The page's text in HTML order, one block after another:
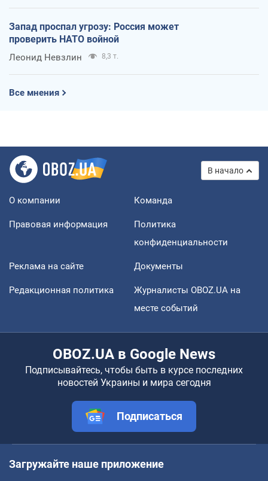
Запад проспал угрозу: Россия может
проверить НАТО войной
Леонид Невзлин 8,3 т.
Все мнения
В начало
О компании Команда
Правовая информация
Политика
конфиденциальности
Реклама на сайте Документы
Редакционная политика
Журналисты OBOZ.UA на
месте событий
OBOZ.UA в Google News
Подписывайтесь, чтобы быть в курсе последних
новостей Украины и мира сегодня
Подписаться
Загружайте наше приложение